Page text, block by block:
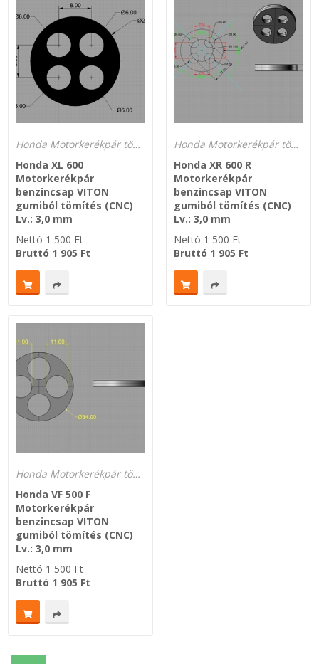
TÖMÍTŐ ZSINÓR - RAGASZTÓ
KOMPRESSZOR-SZIVATTYÚ TÖMÍTÉS
O-GYŰRŰ
Zsinór Körszelvényű tömítőzsinórok
TÖMLŐBILINCS
Adatkezelés
Honda Motorkerékpár tömítések
Honda XL 600
Motorkerékpár
benzincsap VITON
gumiból tömítés (CNC)
Lv.: 3,0 mm
Nettó 1 500 Ft
Bruttó 1 905 Ft
Honda Motorkerékpár tömítések
Honda XR 600 R
Motorkerékpár
benzincsap VITON
gumiból tömítés (CNC)
Lv.: 3,0 mm
Nettó 1 500 Ft
Bruttó 1 905 Ft
Honda Motorkerékpár tömítések
Honda VF 500 F
Motorkerékpár
benzincsap VITON
gumiból tömítés (CNC)
Lv.: 3,0 mm
Nettó 1 500 Ft
Bruttó 1 905 Ft